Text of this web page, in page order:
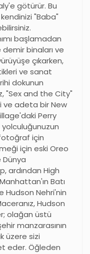
götürür. Bu
"Baba"
başlamadan
binaları ve
çıkarken,
ve sanat
dokunun
"Sex and the City"
ve adeta bir New
Perry
için
için eski Oreo
ardından High
Batı
Hudson Nehri'nin
Hudson
olağan üstü
manzarasının
üzere sizi
eder. Öğleden